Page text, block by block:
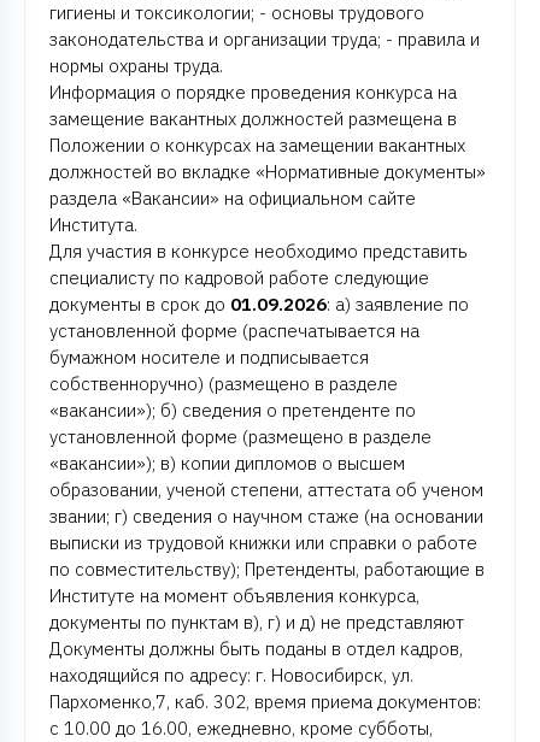
гигиены и токсикологии; - основы трудового
законодательства и организации труда; - правила и
нормы охраны труда.
Информация о порядке проведения конкурса на
замещение вакантных должностей размещена в
Положении о конкурсах на замещении вакантных
должностей во вкладке «Нормативные документы»
раздела «Вакансии» на официальном сайте
Института.
Для участия в конкурсе необходимо представить
специалисту по кадровой работе следующие
документы в срок до 01.09.2026: а) заявление по
установленной форме (распечатывается на
бумажном носителе и подписывается
собственноручно) (размещено в разделе
«вакансии»); б) сведения о претенденте по
установленной форме (размещено в разделе
«вакансии»); в) копии дипломов о высшем
образовании, ученой степени, аттестата об ученом
звании; г) сведения о научном стаже (на основании
выписки из трудовой книжки или справки о работе
по совместительству); Претенденты, работающие в
Институте на момент объявления конкурса,
документы по пунктам в), г) и д) не представляют
Документы должны быть поданы в отдел кадров,
находящийся по адресу: г. Новосибирск, ул.
Пархоменко,7, каб. 302, время приема документов:
с 10.00 до 16.00, ежедневно, кроме субботы,